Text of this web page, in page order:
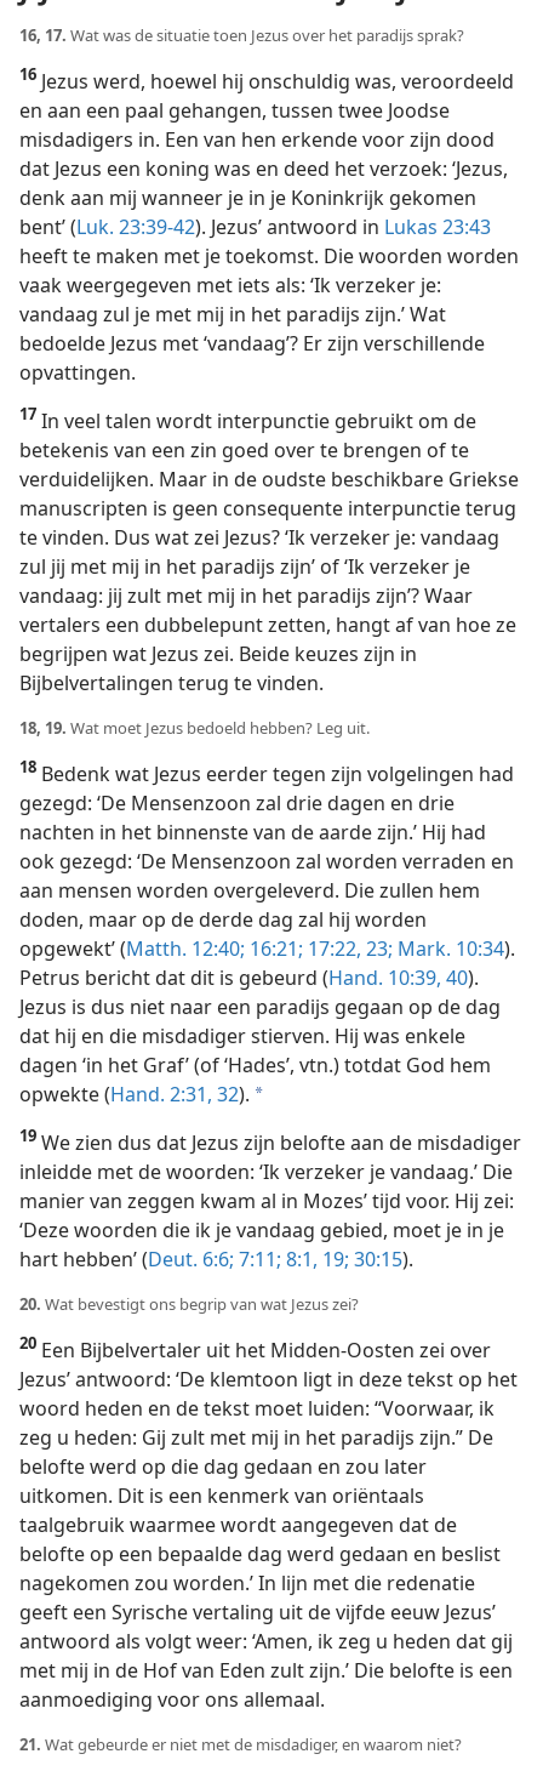
16, 17. Wat was de situatie toen Jezus over het paradijs sprak?
16 Jezus werd, hoewel hij onschuldig was, veroordeeld
en aan een paal gehangen, tussen twee Joodse
misdadigers in. Een van hen erkende voor zijn dood
dat Jezus een koning was en deed het verzoek: ‘Jezus,
denk aan mij wanneer je in je Koninkrijk gekomen
bent’ (Luk. 23:39-42). Jezus’ antwoord in Lukas 23:43
heeft te maken met je toekomst. Die woorden worden
vaak weergegeven met iets als: ‘Ik verzeker je:
vandaag zul je met mij in het paradijs zijn.’ Wat
bedoelde Jezus met ‘vandaag’? Er zijn verschillende
opvattingen.
17 In veel talen wordt interpunctie gebruikt om de
betekenis van een zin goed over te brengen of te
verduidelijken. Maar in de oudste beschikbare Griekse
manuscripten is geen consequente interpunctie terug
te vinden. Dus wat zei Jezus? ‘Ik verzeker je: vandaag
zul jij met mij in het paradijs zijn’ of ‘Ik verzeker je
vandaag: jij zult met mij in het paradijs zijn’? Waar
vertalers een dubbelepunt zetten, hangt af van hoe ze
begrijpen wat Jezus zei. Beide keuzes zijn in
Bijbelvertalingen terug te vinden.
18, 19. Wat moet Jezus bedoeld hebben? Leg uit.
18 Bedenk wat Jezus eerder tegen zijn volgelingen had
gezegd: ‘De Mensenzoon zal drie dagen en drie
nachten in het binnenste van de aarde zijn.’ Hij had
ook gezegd: ‘De Mensenzoon zal worden verraden en
aan mensen worden overgeleverd. Die zullen hem
doden, maar op de derde dag zal hij worden
opgewekt’ (Matth. 12:40; 16:21; 17:22, 23; Mark. 10:34).
Petrus bericht dat dit is gebeurd (Hand. 10:39, 40).
Jezus is dus niet naar een paradijs gegaan op de dag
dat hij en die misdadiger stierven. Hij was enkele
dagen ‘in het Graf’ (of ‘Hades’, vtn.) totdat God hem
opwekte (Hand. 2:31, 32). a
19 We zien dus dat Jezus zijn belofte aan de misdadiger
inleidde met de woorden: ‘Ik verzeker je vandaag.’ Die
manier van zeggen kwam al in Mozes’ tijd voor. Hij zei:
‘Deze woorden die ik je vandaag gebied, moet je in je
hart hebben’ (Deut. 6:6; 7:11; 8:1, 19; 30:15).
20. Wat bevestigt ons begrip van wat Jezus zei?
20 Een Bijbelvertaler uit het Midden-Oosten zei over
Jezus’ antwoord: ‘De klemtoon ligt in deze tekst op het
woord heden en de tekst moet luiden: “Voorwaar, ik
zeg u heden: Gij zult met mij in het paradijs zijn.” De
belofte werd op die dag gedaan en zou later
uitkomen. Dit is een kenmerk van oriëntaals
taalgebruik waarmee wordt aangegeven dat de
belofte op een bepaalde dag werd gedaan en beslist
nagekomen zou worden.’ In lijn met die redenatie
geeft een Syrische vertaling uit de vijfde eeuw Jezus’
antwoord als volgt weer: ‘Amen, ik zeg u heden dat gij
met mij in de Hof van Eden zult zijn.’ Die belofte is een
aanmoediging voor ons allemaal.
21. Wat gebeurde er niet met de misdadiger, en waarom niet?